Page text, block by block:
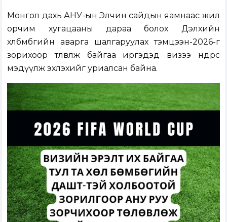
Монгол дахь АНУ-ын Элчин сайдын яамнаас жил
орчим хугацааны дараа болох Дэлхийн
хөлбөмбөгийн аварга шалгаруулах тэмцээн-2026-г
зорихоор төлөвлөж байгаа иргэдэд визээ өнөөдрөөс
мэдүүлж эхлэхийг уриалсан байна.